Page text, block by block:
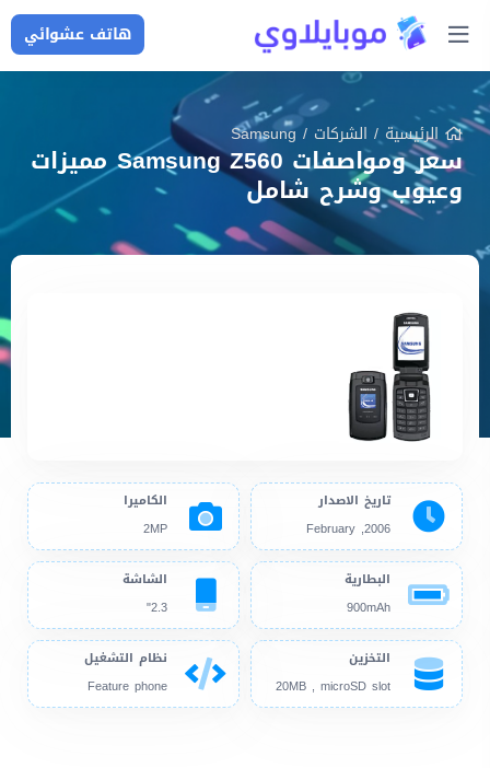
هاتف عشوائي
الرئيسية/ الشركات /
Samsung
سعر ومواصفات Samsung Z560 مميزات
وعيوب وشرح شامل
تاريخ الاصدار
2006, February
الكاميرا
2MP
البطارية
900mAh
الشاشة
2.3"
التخزين
20MB , microSD slot
نظام التشغيل
Feature phone